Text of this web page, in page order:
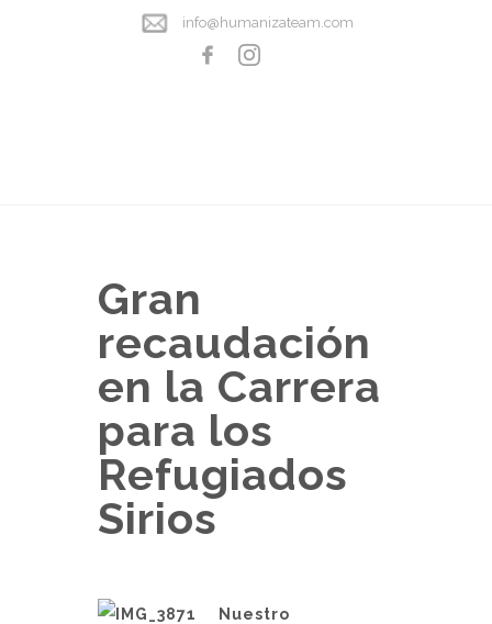
info@humanizateam.com
Gran
recaudación
en la Carrera
para los
Refugiados
Sirios
Nuestro